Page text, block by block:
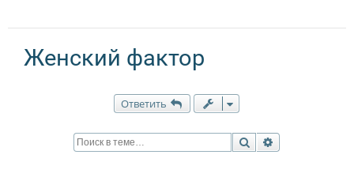
Женский фактор
Ответить
Поиск